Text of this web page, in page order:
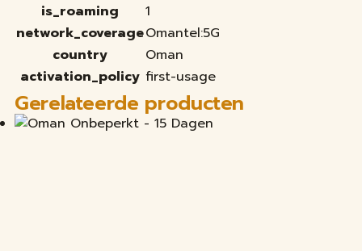
is_roaming
1
network_coverageOmantel:5G
country
Oman
activation_policy first-usage
Gerelateerde producten